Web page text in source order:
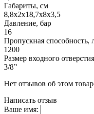
Габариты, см
8,8х2х18,7х8х3,5
Давление, бар
16
Пропускная способность,
1200
Размер входного отверстия
3/8”
Нет отзывов об этом
Написать отзыв
Ваше имя: